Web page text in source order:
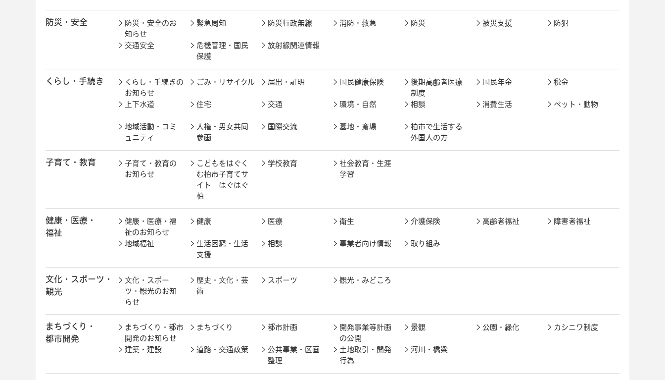
防災・安全
防災・安全のお
知らせ
緊急周知 防災行政無線 消防・救急 防災 被災支援 防犯
交通安全
危機管理・国民
保護
放射線関連情報
くらし・手続き
くらし・手続きの
お知らせ
ごみ・リサイクル 届出・証明 国民健康保険
後期高齢者医療
制度
国民年金 税金
上下水道 住宅 交通 環境・自然 相談 消費生活 ペット・動物
地域活動・コミ
ュニティ
人権・男女共同
参画
国際交流 墓地・斎場
柏市で生活する
外国人の方
子育て・教育
子育て・教育の
お知らせ
こどもをはぐく
む柏市子育てサ
イト はぐはぐ
柏
学校教育
社会教育・生涯
学習
健康・医療・
福祉
健康・医療・福
祉のお知らせ
健康 医療 衛生 介護保険 高齢者福祉 障害者福祉
地域福祉
生活困窮・生活
支援
相談 事業者向け情報 取り組み
文化・スポーツ・
観光
文化・スポー
ツ・観光のお知
らせ
歴史・文化・芸
術
スポーツ 観光・みどころ
まちづくり・
都市開発
まちづくり・都市
開発のお知らせ
まちづくり 都市計画
開発事業等計画
の公開
景観 公園・緑化 カシニワ制度
建築・建設 道路・交通政策
公共事業・区画
整理
土地取引・開発
行為
河川・橋梁